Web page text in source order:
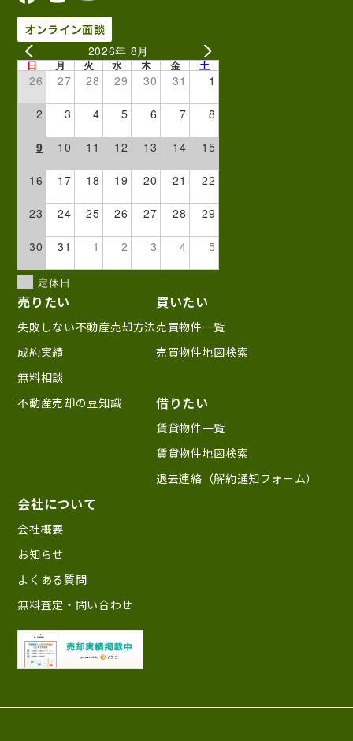
オンライン面談
2026年 8月
日 月 火 水 木 金 土
26 27 28 29 30 31 1
2 3 4 5 6 7 8
9 10 11 12 13 14 15
16 17 18 19 20 21 22
23 24 25 26 27 28 29
30 31 1 2 3 4 5
定休日
売りたい
失敗しない不動産売却方法
成約実績
無料相談
不動産売却の豆知識
買いたい
売買物件一覧
売買物件地図検索
借りたい
賃貸物件一覧
賃貸物件地図検索
退去連絡（解約通知フォーム）
会社について
会社概要
お知らせ
よくある質問
無料査定・問い合わせ